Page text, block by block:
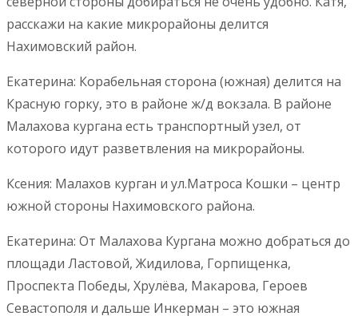
расскажи на какие микрорайоны делится
Нахимовский район.
Екатерина: Корабельная сторона (южная) делится на
Красную горку, это в районе ж/д вокзала. В районе
Малахова кургана есть транспортный узел, от
которого идут разветвления на микрорайоны.
Ксения: Малахов курган и ул.Матроса Кошки – центр
южной стороны Нахимовского района.
Екатерина: От Малахова Кургана можно добраться до
площади Ластовой, Жидилова, Горпищенка,
Проспекта Победы, Хрулёва, Макарова, Героев
Севастополя и дальше Инкерман – это южная